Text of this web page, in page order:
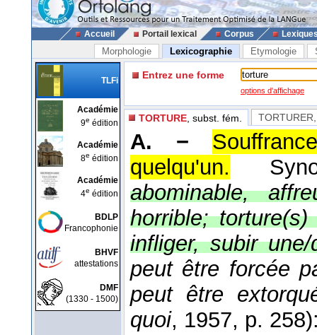
Accueil Portail lexical Corpus
Morphologie Lexicographie Etymologie
TLFi
Académie
9e édition
Académie
8e édition
Académie
4e édition
BDLP
Francophonie
BHVF
attestations
DMF
(1330 - 1500)
Entrez une forme
options d'affichage
TORTURE , subst. fém. TORTURER
A. −
quelqu'un.
abominable,
horrible;
infliger, subir
peut être forcée
peut être
quoi, 1957, p.